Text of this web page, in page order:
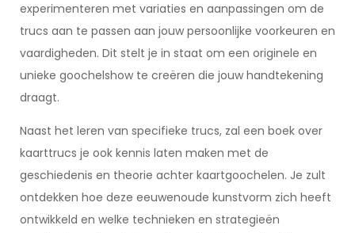
experimenteren met variaties en aanpassingen om de
trucs aan te passen aan jouw persoonlijke voorkeuren en
vaardigheden. Dit stelt je in staat om een originele en
unieke goochelshow te creëren die jouw handtekening
draagt.
Naast het leren van specifieke trucs, zal een boek over
kaarttrucs je ook kennis laten maken met de
geschiedenis en theorie achter kaartgoochelen. Je zult
ontdekken hoe deze eeuwenoude kunstvorm zich heeft
ontwikkeld en welke technieken en strategieën